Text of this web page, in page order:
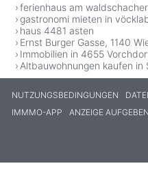
ferienhaus am
gastronomi mieten in
haus 4481 asten
Ernst Burger Gasse, 1140
Immobilien in 4655
Altbauwohnungen kaufen
NUTZUNGSBEDINGUNGEN
IMMMO-APP
ANZEIGE AUFGEBEN